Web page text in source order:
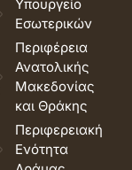
Υπουργείο
Εσωτερικών
Περιφέρεια
Ανατολικής
Μακεδονίας
και Θράκης
Περιφερειακή
Ενότητα